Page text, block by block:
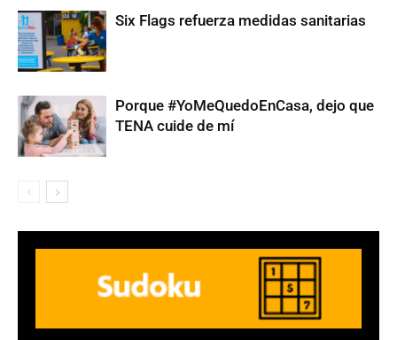
Six Flags refuerza medidas sanitarias
Porque #YoMeQuedoEnCasa, dejo que
TENA cuide de mí